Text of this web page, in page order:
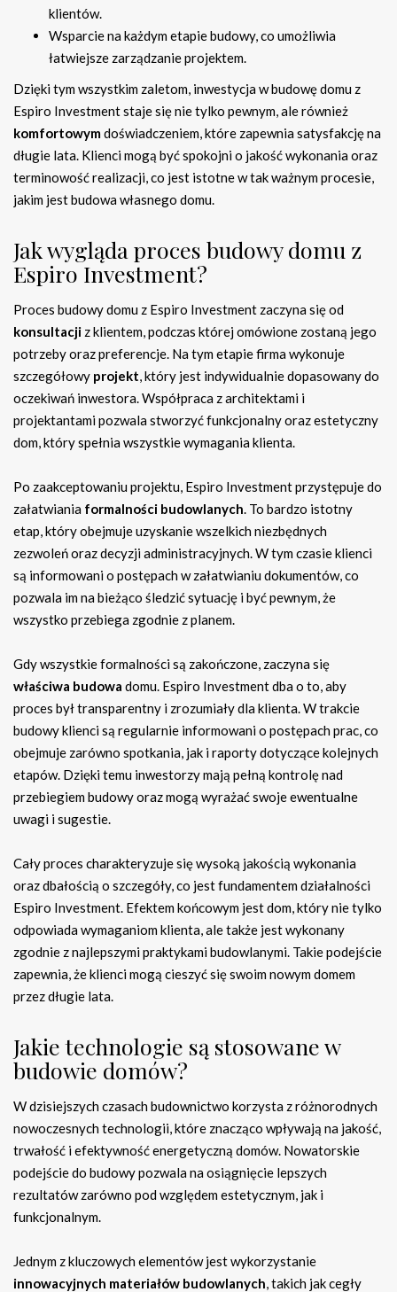
klientów.
Wsparcie na każdym etapie budowy, co umożliwia
łatwiejsze zarządzanie projektem.
Dzięki tym wszystkim zaletom, inwestycja w budowę domu z
Espiro Investment staje się nie tylko pewnym, ale również
komfortowymdoświadczeniem, które zapewnia satysfakcję na
długie lata. Klienci mogą być spokojni o jakość wykonania oraz
terminowość realizacji, co jest istotne w tak ważnym procesie,
jakim jest budowa własnego domu.
Jak wygląda proces budowy domu z
Espiro Investment?
Proces budowy domu z Espiro Investment zaczyna się od
konsultacji z klientem, podczas której omówione zostaną jego
potrzeby oraz preferencje. Na tym etapie firma wykonuje
szczegółowy projekt , który jest indywidualnie dopasowany do
oczekiwań inwestora. Współpraca z architektami i
projektantami pozwala stworzyć funkcjonalny oraz estetyczny
dom, który spełnia wszystkie wymagania klienta.
Po zaakceptowaniu projektu, Espiro Investment przystępuje do
załatwiania formalności budowlanych . To bardzo istotny
etap, który obejmuje uzyskanie wszelkich niezbędnych
zezwoleń oraz decyzji administracyjnych. W tym czasie klienci
są informowani o postępach w załatwianiu dokumentów, co
pozwala im na bieżąco śledzić sytuację i być pewnym, że
wszystko przebiega zgodnie z planem.
Gdy wszystkie formalności są zakończone, zaczyna się
właściwa budowa domu. Espiro Investment dba o to, aby
proces był transparentny i zrozumiały dla klienta. W trakcie
budowy klienci są regularnie informowani o postępach prac, co
obejmuje zarówno spotkania, jak i raporty dotyczące kolejnych
etapów. Dzięki temu inwestorzy mają pełną kontrolę nad
przebiegiem budowy oraz mogą wyrażać swoje ewentualne
uwagi i sugestie.
Cały proces charakteryzuje się wysoką jakością wykonania
oraz dbałością o szczegóły, co jest fundamentem działalności
Espiro Investment. Efektem końcowym jest dom, który nie tylko
odpowiada wymaganiom klienta, ale także jest wykonany
zgodnie z najlepszymi praktykami budowlanymi. Takie podejście
zapewnia, że klienci mogą cieszyć się swoim nowym domem
przez długie lata.
Jakie technologie są stosowane w
budowie domów?
W dzisiejszych czasach budownictwo korzysta z różnorodnych
nowoczesnych technologii, które znacząco wpływają na jakość,
trwałość i efektywność energetyczną domów. Nowatorskie
podejście do budowy pozwala na osiągnięcie lepszych
rezultatów zarówno pod względem estetycznym, jak i
funkcjonalnym.
Jednym z kluczowych elementów jest wykorzystanie
innowacyjnych materiałów budowlanych , takich jak cegły